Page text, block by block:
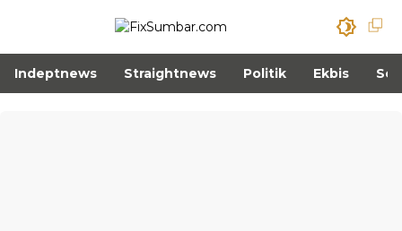
Indeptnews Straightnews Politik Ekbis